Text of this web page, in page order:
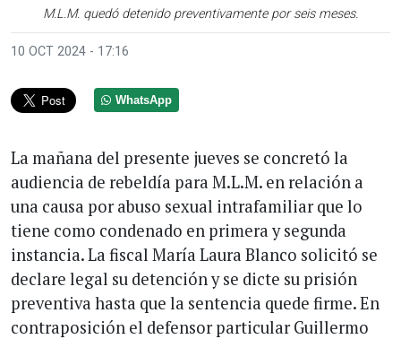
M.L.M. quedó detenido preventivamente por seis meses.
10 OCT 2024 - 17:16
WhatsApp
La mañana del presente jueves se concretó la
audiencia de rebeldía para M.L.M. en relación a
una causa por abuso sexual intrafamiliar que lo
tiene como condenado en primera y segunda
instancia. La fiscal María Laura Blanco solicitó se
declare legal su detención y se dicte su prisión
preventiva hasta que la sentencia quede firme. En
contraposición el defensor particular Guillermo